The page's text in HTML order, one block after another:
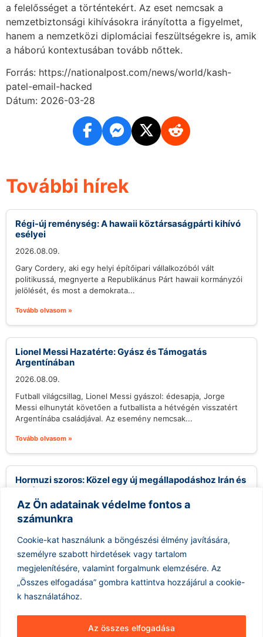
Az Ön adatainak védelme fontos a
számunkra
Cookie-kat használunk a böngészési élmény javítására,
személyre szabott hirdetések vagy tartalom
megjelenítésére, valamint forgalmunk elemzésére. Az
„Összes elfogadása” gombra kattintva hozzájárul a cookie-
k használatához.
Az összes elfogadása
a felelősséget a történtekért. Az eset nemcsak a
nemzetbiztonsági kihívásokra irányította a figyelmet,
hanem a nemzetközi diplomáciai feszültségekre is, amik
a háború kontextusában tovább nőttek.
Forrás: https://nationalpost.com/news/world/kash-
patel-email-hacked
Dátum: 2026-03-28
További hírek
Régi-új reménység: A hawaii köztársaságpárti kihívó
esélyei
2026.08.09.
Gary Cordery, aki egy helyi építőipari vállalkozóból vált
politikussá, megnyerte a Republikánus Párt hawaii kormányzói
jelölését, és most a demokrata...
Tovább olvasom »
Lionel Messi Hazatérte: Gyász és Támogatás
Argentínában
2026.08.09.
Futball világcsillag, Lionel Messi gyászol: édesapja, Jorge
Messi elhunytát követően a futballista a hétvégén visszatért
Argentínába családjával. Az esemény nemcsak...
Tovább olvasom »
Hormuzi szoros: Közel egy új megállapodáshoz Irán és
Omán
2026.08.09.
Irán közel áll egy új megállapodás aláírásához Ománnal, amely
egy új tengeri tranzitútvonalat hozna létre a Hormuzi-
szorosban. Abbas Araghchi iráni...
Tovább olvasom »